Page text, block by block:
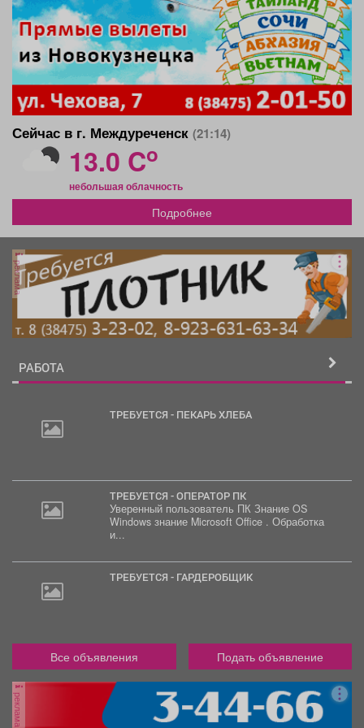
Сейчас в г. Междуреченск (21:14)
13.0 Co
небольшая облачность
Подробнее
реклама
РАБОТА
ТРЕБУЕТСЯ - ПЕКАРЬ ХЛЕБА
ТРЕБУЕТСЯ - ОПЕРАТОР ПК
Уверенный пользователь ПК Знание OS
Windows знание Microsoft Office . Обработка
и...
ТРЕБУЕТСЯ - ГАРДЕРОБЩИК
Все объявления Подать объявление
реклама